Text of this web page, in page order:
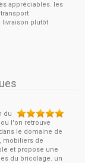
appréciables. les
livraison plutôt
du
l'on retrouve
le domaine de
mobiliers de
et propose une
du bricolage. un